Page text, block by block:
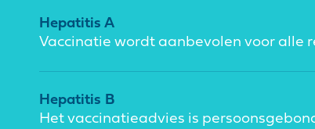
Hepatitis A
Vaccinatie wordt aanbevolen voor alle
Hepatitis B
Het vaccinatieadvies is